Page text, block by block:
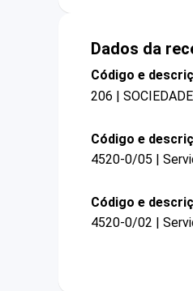
Dados da
Código e
206 |
Código e
4520-0/05 |
Código e
4520-0/02 |